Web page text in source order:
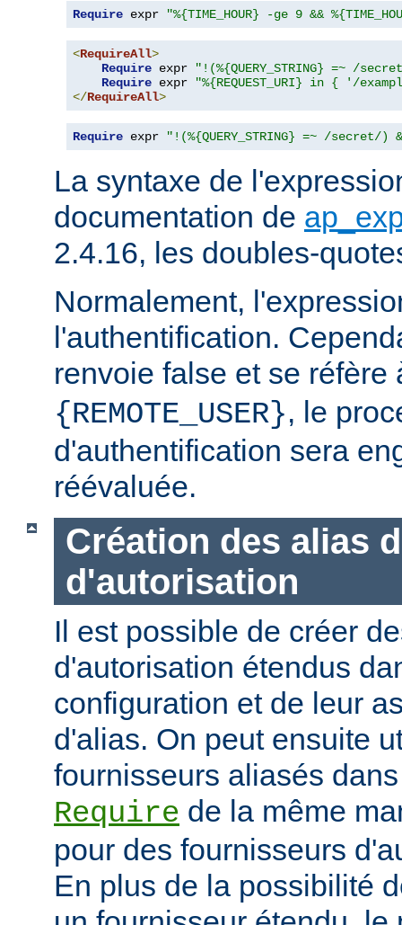
Require expr "%{TIME_HOUR} -ge 9 &&
<RequireAll>
Require expr
"!(%{QUERY_STRING} =~ /
Require expr
"%{REQUEST_URI} in { '/
</RequireAll>
Require expr "!(%{QUERY_STRING} =~ /
La syntaxe de
documentation de
2.4.16, les doubles-
Normalement,
l'authentification.
renvoie false et se
{REMOTE_USER}, le
d'authentification sera
réévaluée.
Création des alias
d'autorisation
Il est possible de créer
d'autorisation étendus
configuration et de leur
d'alias. On peut ensuite
fournisseurs aliasés
Require de la même
pour des fournisseurs
En plus de la possibilité